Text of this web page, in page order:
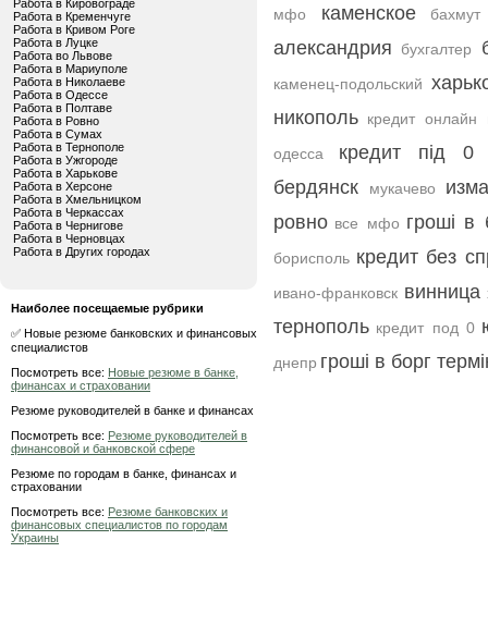
Работа в Кировограде
Работа в Кременчуге
Работа в Кривом Роге
Работа в Луцке
Работа во Львове
Работа в Мариуполе
Работа в Николаеве
Работа в Одессе
Работа в Полтаве
Работа в Ровно
Работа в Сумах
Работа в Тернополе
Работа в Ужгороде
Работа в Харькове
Работа в Херсоне
Работа в Хмельницком
Работа в Черкассах
Работа в Чернигове
Работа в Черновцах
Работа в Других городах
Наиболее посещаемые рубрики
✅ Новые резюме банковских и финансовых
специалистов
Посмотреть все: Новые резюме в банке,
финансах и страховании
Резюме руководителей в банке и финансах
Посмотреть все: Резюме руководителей в
финансовой и банковской сфере
Резюме по городам в банке, финансах и
страховании
Посмотреть все: Резюме банковских и
финансовых специалистов по городам
Украины
мфо каменское бахмут
александрия бухгалтер
каменец-подольский
никополь кредит онлайн
одесса
кредит під 0
бердянск
мукачево
ровно все мфо гроші в
борисполь кредит без
ивано-франковск винница
тернополь кредит под 0
днепр гроші в борг